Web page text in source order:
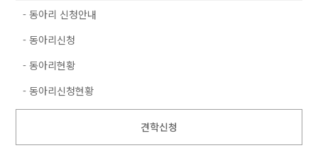
- 동아리 신청안내
- 동아리신청
- 동아리현황
- 동아리신청현황
견학신청